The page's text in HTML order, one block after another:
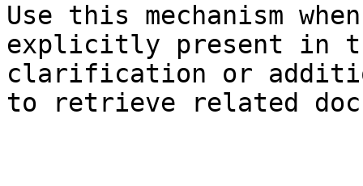
Use this mechanism
explicitly present in
clarification or